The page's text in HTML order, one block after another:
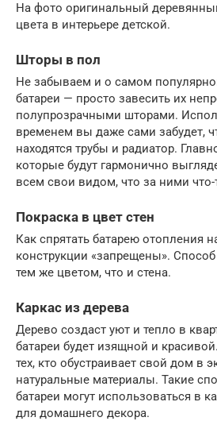
На фото оригинальный
цвета в интерьере детской.
Шторы в пол
Не забываем и о самом
батареи — просто завесить их
полупрозрачными шторами.
временем вы даже сами забудет,
находятся трубы и радиатор.
которые будут гармонично
всем свои видом, что за ними что-
Покраска в цвет стен
Как спрятать батарею отопления
конструкции «запрещены».
тем же цветом, что и стена.
Каркас из дерева
Дерево создаст уют и тепло в
батареи будет изящной и
тех, кто обустраивает свой дом в
натуральные материалы. Такие
батареи могут использоваться в
для домашнего декора.